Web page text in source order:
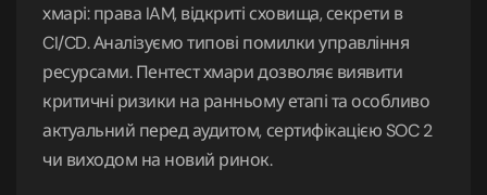
хмарі: права IAM, відкриті сховища, секрети в
CI/CD. Аналізуємо типові помилки управління
ресурсами. Пентест хмари дозволяє виявити
критичні ризики на ранньому етапі та особливо
актуальний перед аудитом, сертифікацією SOC 2
чи виходом на новий ринок.